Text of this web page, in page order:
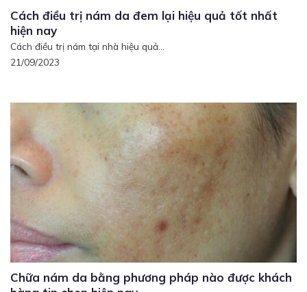
Cách điều trị nám da đem lại hiệu quả tốt nhất
hiện nay
Cách điều trị nám tại nhà hiệu quả...
21/09/2023
Chữa nám da bằng phương pháp nào được khách